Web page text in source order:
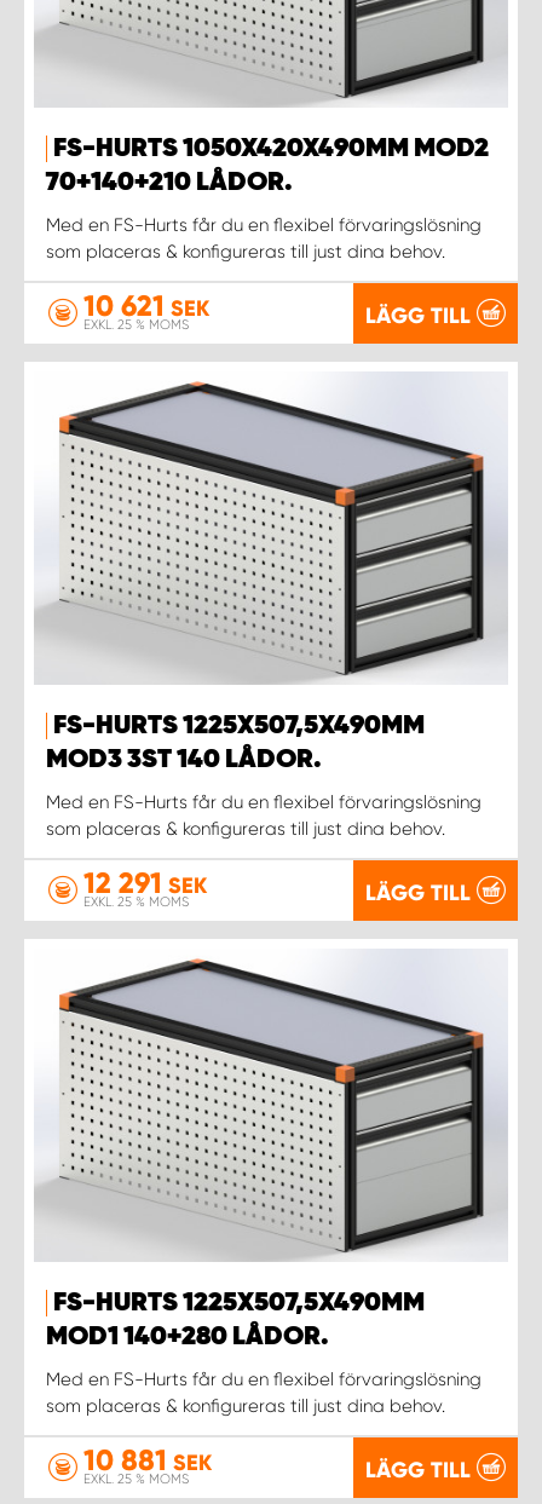
FS-HURTS 1050X420X490MM MOD2
70+140+210 LÅDOR.
Med en FS-Hurts får du en flexibel förvaringslösning
som placeras & konfigureras till just dina behov.
10 621 SEK
EXKL. 25 % MOMS LÄGG TILL
FS-HURTS 1225X507,5X490MM
MOD3 3ST 140 LÅDOR.
Med en FS-Hurts får du en flexibel förvaringslösning
som placeras & konfigureras till just dina behov.
12 291 SEK
EXKL. 25 % MOMS LÄGG TILL
FS-HURTS 1225X507,5X490MM
MOD1 140+280 LÅDOR.
Med en FS-Hurts får du en flexibel förvaringslösning
som placeras & konfigureras till just dina behov.
10 881 SEK
EXKL. 25 % MOMS LÄGG TILL